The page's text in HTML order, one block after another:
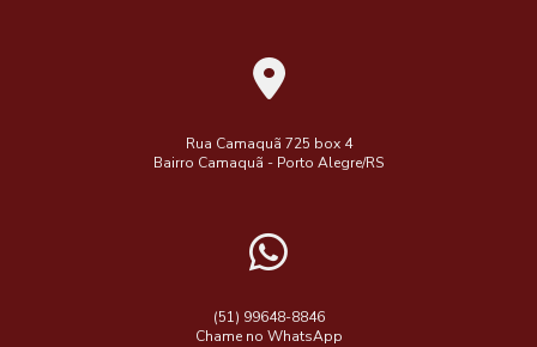
Rua Camaquã 725 box 4
Bairro Camaquã - Porto Alegre/RS
(51) 99648-8846
Chame no WhatsApp